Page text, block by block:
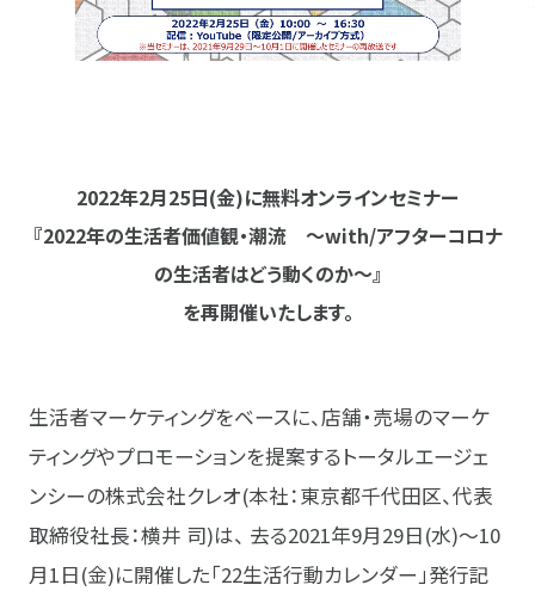
2022年2月25日(金)に無料オンラインセミナー
『2022年の生活者価値観・潮流 ～with/アフターコロナ
の生活者はどう動くのか～』
を再開催いたします。
生活者マーケティングをベースに、店舗・売場のマーケ
ティングやプロモーションを提案するトータルエージェ
ンシーの株式会社クレオ(本社：東京都千代田区、代表
取締役社長：横井 司)は、 去る2021年9月29日(水)～10
月1日(金)に開催した「22生活行動カレンダー」発行記